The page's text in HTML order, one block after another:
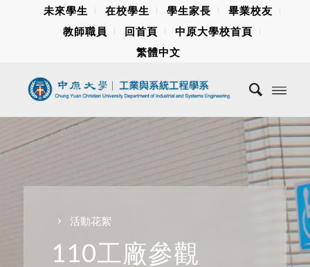
未來學生 在校學生 學生家長
畢業校友
教師職員
回首頁
中原大學校首頁
繁體中文
活動花絮
110工廠參觀